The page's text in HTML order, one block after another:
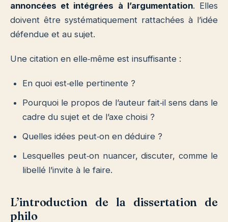
annoncées et intégrées à l’argumentation. Elles
doivent être systématiquement rattachées à l’idée
défendue et au sujet.
Une citation en elle‐même est insuffisante :
En quoi est‐elle pertinente ?
Pourquoi le propos de l’auteur fait‐il sens dans le
cadre du sujet et de l’axe choisi ?
Quelles idées peut‐on en déduire ?
Lesquelles peut‐on nuancer, discuter, comme le
libellé l’invite à le faire.
L’introduction de la dissertation de
philo